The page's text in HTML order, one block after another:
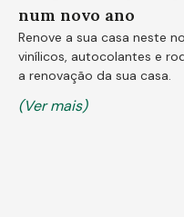
num novo ano
Renove a sua casa neste
vinílicos, autocolantes e
a renovação da sua casa.
(Ver mais)